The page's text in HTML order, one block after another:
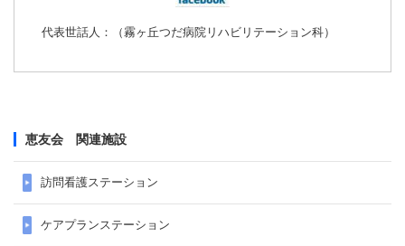
代表世話人：（霧ヶ丘つだ病院リハビリテーション科）
恵友会 関連施設
訪問看護ステーション
ケアプランステーション